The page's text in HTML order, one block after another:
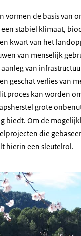
vormen de basis van
stabiel klimaat,
kwart van het
van menselijk
van
geschat verlies van
proces kan worden
grote
biedt. Om de
die
hierin een sleutelrol.